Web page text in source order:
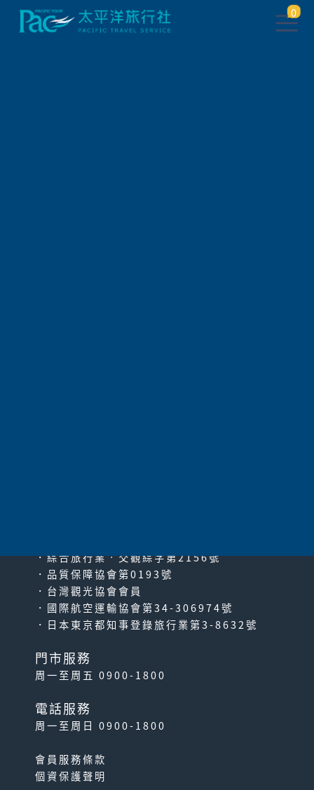
0
．綜合旅行業‧交觀綜字第2156號
．品質保障協會第0193號
．台灣觀光協會會員
．國際航空運輸協會第34-306974號
．日本東京都知事登錄旅行業第3-8632號
門市服務
周一至周五 0900-1800
電話服務
周一至周日 0900-1800
會員服務條款
個資保護聲明